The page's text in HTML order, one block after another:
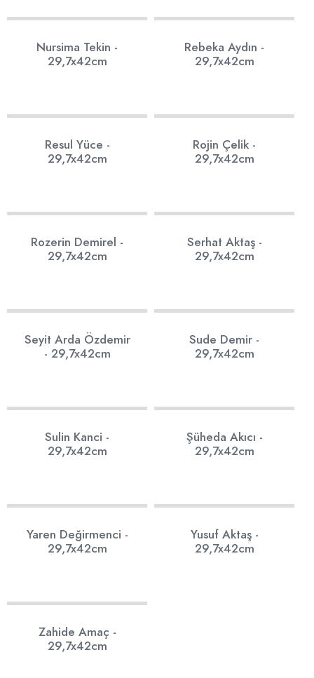
14
Nursima Tekin -
29,7x42cm
12
Rebeka Aydın -
29,7x42cm
Resul Yüce -
29,7x42cm
13
Rojin Çelik -
29,7x42cm
9
Rozerin Demirel -
29,7x42cm
Serhat Aktaş -
29,7x42cm
10
Seyit Arda Özdemir
- 29,7x42cm
7
Sude Demir -
29,7x42cm
53
Sulin Kanci -
29,7x42cm
Şüheda Akıcı -
29,7x42cm
Yaren Değirmenci -
29,7x42cm
Yusuf Aktaş -
29,7x42cm
Zahide Amaç -
29,7x42cm